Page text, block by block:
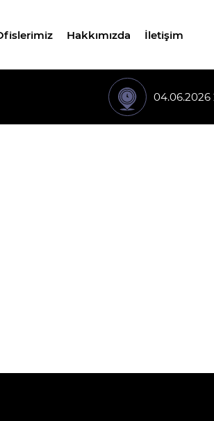
Hakkımızda İletişim
04.06.2026